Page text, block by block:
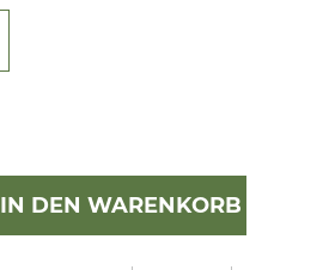
IN DEN WARENKORB